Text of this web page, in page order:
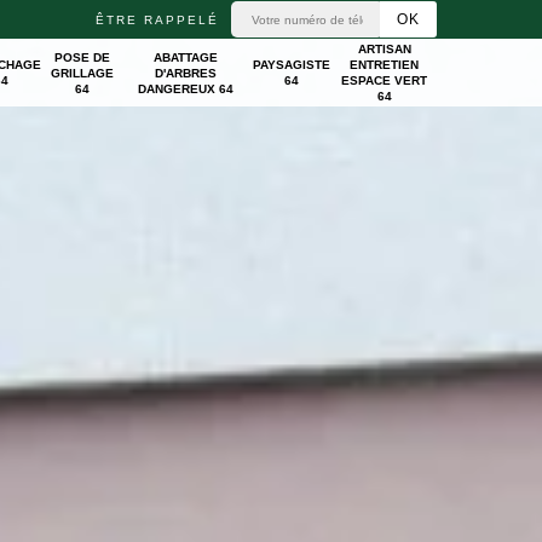
ÊTRE RAPPELÉ
POSE DE
GRILLAGE
64
ABATTAGE
D'ARBRES
DANGEREUX 64
PAYSAGISTE
64
ARTISAN
ENTRETIEN
ESPACE VERT
64